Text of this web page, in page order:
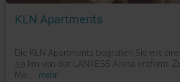
KLN Apartments
Die KLN Apartments begrüßen Sie mit
3,9 km von der LANXESS Arena entfernt.
Me
mehr